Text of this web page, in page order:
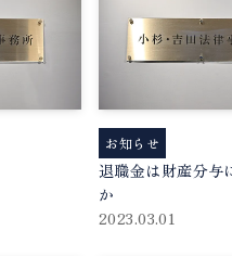
退職金は財産分与
か
2023.03.01
お知らせ